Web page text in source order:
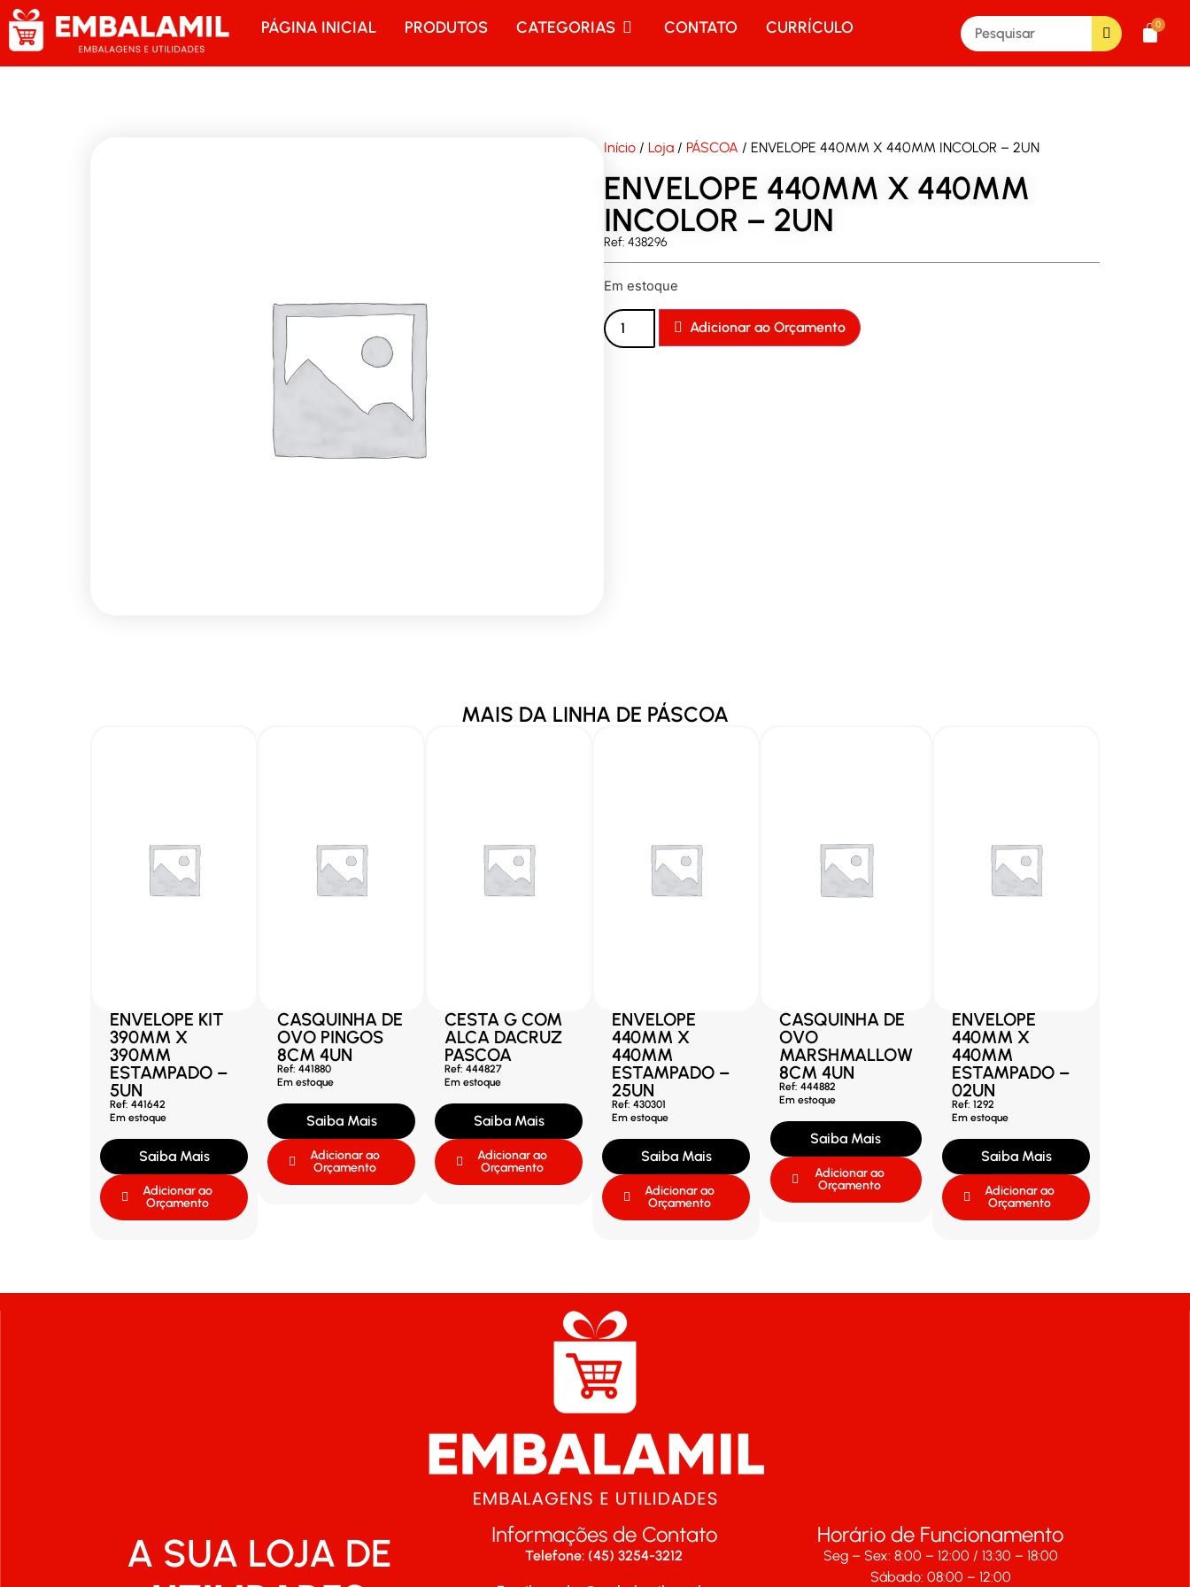
0
PÁGINA INICIAL PRODUTOS CATEGORIAS CONTATO CURRÍCULO
Início / Loja / PÁSCOA / ENVELOPE 440MM X 440MM INCOLOR – 2UN
ENVELOPE 440MM X 440MM
INCOLOR – 2UN
Ref: 438296
Em estoque
Adicionar ao Orçamento
MAIS DA LINHA DE PÁSCOA
ENVELOPE KIT
390MM X
390MM
ESTAMPADO –
5UN
Ref: 441642
Em estoque
Saiba Mais
Adicionar ao
Orçamento
CASQUINHA DE
OVO PINGOS
8CM 4UN
Ref: 441880
Em estoque
Saiba Mais
Adicionar ao
Orçamento
CESTA G COM
ALCA DACRUZ
PASCOA
Ref: 444827
Em estoque
Saiba Mais
Adicionar ao
Orçamento
ENVELOPE
440MM X
440MM
ESTAMPADO –
25UN
Ref: 430301
Em estoque
Saiba Mais
Adicionar ao
Orçamento
CASQUINHA DE
OVO
MARSHMALLOW
8CM 4UN
Ref: 444882
Em estoque
Saiba Mais
Adicionar ao
Orçamento
ENVELOPE
440MM X
440MM
ESTAMPADO –
02UN
Ref: 1292
Em estoque
Saiba Mais
Adicionar ao
Orçamento
A SUA LOJA DE
Informações de Contato
Telefone: (45) 3254-3212
Horário de Funcionamento
Seg – Sex: 8:00 – 12:00 / 13:30 – 18:00
Sábado: 08:00 – 12:00